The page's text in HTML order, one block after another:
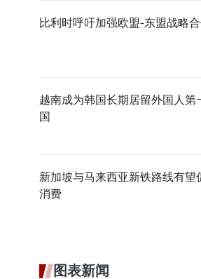
比利时呼吁加强欧盟-东盟战略
越南成为韩国长期居留外国人第
国
新加坡与马来西亚新铁路线有望
消费
图表新闻